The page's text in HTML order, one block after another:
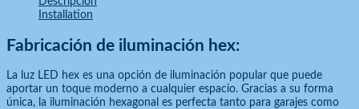
Installation
Fabricación de iluminación hex:
La luz LED hex es una opción de iluminación popular que puede
aportar un toque moderno a cualquier espacio. Gracias a su forma
única, la iluminación hexagonal es perfecta tanto para garajes como